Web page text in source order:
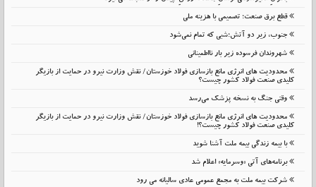
قطع برق صنعت؛ تصمیمی با هزینه ملی
جنوب، زیر دو آتش؛شبی که تمام نمی‌شود
شهروندان فرسوده زیر بار نااطمینانی
محدودیت های انرژی مانع بازسازی فولاد خوزستان/ نقش وزارت نیرو در حمایت از بازیگر
کلیدی صنعت فولاد کشور چیست؟
وقتی جنگ به نسخه پزشک می‌رسد
محدودیت های انرژی مانع بازسازی فولاد خوزستان/ نقش وزارت نیرو در حمایت از بازیگر
کلیدی صنعت فولاد کشور چیست؟!
با بیمه زندگی بیمه ملت آشنا شوید
برنامه‌های آتی «وسرمایه» اعلام شد
شرکت بیمه ملت به مجمع عمومی عادی سالیانه می رود